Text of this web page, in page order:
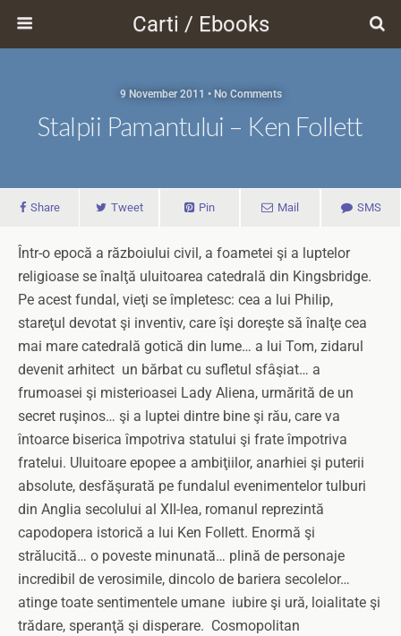
Carti / Ebooks
9 November 2011 • No Comments
Stalpii Pamantului – Ken Follett
Share Tweet Pin Mail SMS
Într-o epocă a războiului civil, a foametei şi a luptelor
religioase se înalţă uluitoarea catedrală din Kingsbridge.
Pe acest fundal, vieţi se împletesc: cea a lui Philip,
stareţul devotat şi inventiv, care îşi doreşte să înalţe cea
mai mare catedrală gotică din lume… a lui Tom, zidarul
devenit arhitect ­ un bărbat cu sufletul sfâşiat… a
frumoasei şi misterioasei Lady Aliena, urmărită de un
secret ruşinos… şi a luptei dintre bine şi rău, care va
întoarce biserica împotriva statului şi frate împotriva
fratelui. Uluitoare epopee a ambiţiilor, anarhiei şi puterii
absolute, desfăşurată pe fundalul evenimentelor tulburi
din Anglia secolului al XII-lea, romanul reprezintă
capodopera istorică a lui Ken Follett. Enormă şi
strălucită… o poveste minunată… plină de personaje
incredibil de verosimile, dincolo de bariera secolelor…
atinge toate sentimentele umane ­ iubire şi ură, loialitate şi
trădare, speranţă şi disperare. ­ Cosmopolitan